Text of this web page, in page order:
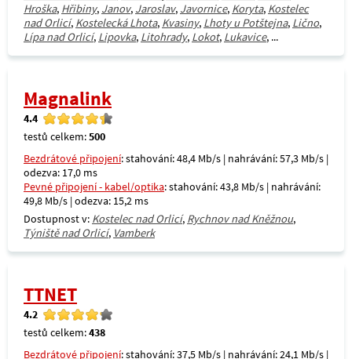
Hroška, Hřibiny, Janov, Jaroslav, Javornice, Koryta, Kostelec
nad Orlicí, Kostelecká Lhota, Kvasiny, Lhoty u Potštejna, Lično,
Lípa nad Orlicí, Lipovka, Litohrady, Lokot, Lukavice, ...
Magnalink
4.4
testů celkem:500
Bezdrátové připojení: stahování: 48,4 Mb/s | nahrávání: 57,3 Mb/s |
odezva: 17,0 ms
Pevné připojení - kabel/optika: stahování: 43,8 Mb/s | nahrávání:
49,8 Mb/s | odezva: 15,2 ms
Dostupnost v: Kostelec nad Orlicí, Rychnov nad Kněžnou,
Týniště nad Orlicí, Vamberk
TTNET
4.2
testů celkem:438
Bezdrátové připojení: stahování: 37,5 Mb/s | nahrávání: 24,1 Mb/s |